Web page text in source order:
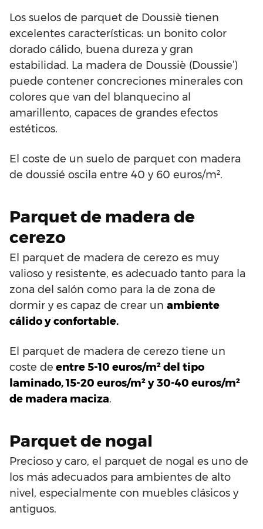
Los suelos de parquet de Doussiè tienen
excelentes características: un bonito color
dorado cálido, buena dureza y gran
estabilidad. La madera de Doussiè (Doussie’)
puede contener concreciones minerales con
colores que van del blanquecino al
amarillento, capaces de grandes efectos
estéticos.
El coste de un suelo de parquet con madera
de doussié oscila entre 40 y 60 euros/m².
Parquet de madera de
cerezo
El parquet de madera de cerezo es muy
valioso y resistente, es adecuado tanto para la
zona del salón como para la de zona de
dormir y es capaz de crear un ambiente
cálido y confortable.
El parquet de madera de cerezo tiene un
coste de entre 5-10 euros/m² del tipo
laminado, 15-20 euros/m² y 30-40 euros/m²
de madera maciza.
Parquet de nogal
Precioso y caro, el parquet de nogal es uno de
los más adecuados para ambientes de alto
nivel, especialmente con muebles clásicos y
antiguos.